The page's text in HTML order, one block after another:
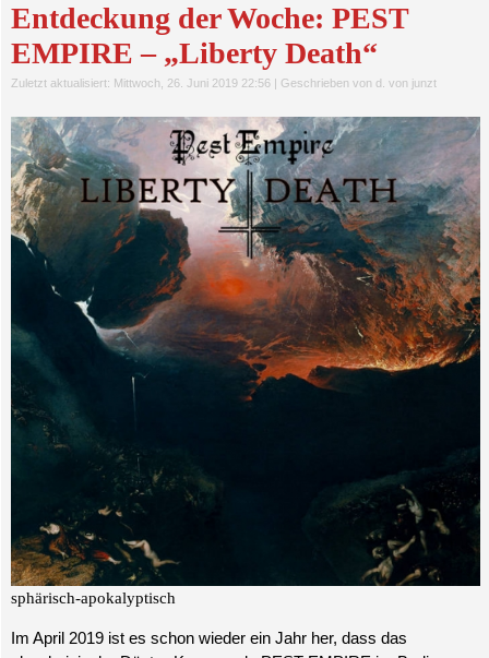
Entdeckung der Woche: PEST
EMPIRE – „Liberty Death“
Zuletzt aktualisiert: Mittwoch, 26. Juni 2019 22:56| Geschrieben von d. von junzt
sphärisch-apokalyptisch
Im April 2019 ist es schon wieder ein Jahr her, dass das